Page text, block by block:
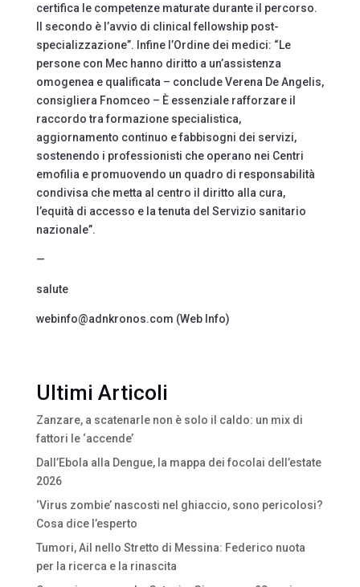
certifica le competenze maturate durante il percorso.
Il secondo è l’avvio di clinical fellowship post-
specializzazione”. Infine l’Ordine dei medici: “Le
persone con Mec hanno diritto a un’assistenza
omogenea e qualificata – conclude Verena De Angelis,
consigliera Fnomceo – È essenziale rafforzare il
raccordo tra formazione specialistica,
aggiornamento continuo e fabbisogni dei servizi,
sostenendo i professionisti che operano nei Centri
emofilia e promuovendo un quadro di responsabilità
condivisa che metta al centro il diritto alla cura,
l’equità di accesso e la tenuta del Servizio sanitario
nazionale”.
—
salute
webinfo@adnkronos.com (Web Info)
Ultimi Articoli
Zanzare, a scatenarle non è solo il caldo: un mix di
fattori le ‘accende’
Dall’Ebola alla Dengue, la mappa dei focolai dell’estate
2026
‘Virus zombie’ nascosti nel ghiaccio, sono pericolosi?
Cosa dice l’esperto
Tumori, Ail nello Stretto di Messina: Federico nuota
per la ricerca e la rinascita